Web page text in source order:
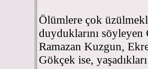
Ölümlere çok
duyduklarını
Ramazan Kuzgun,
Gökçek ise,